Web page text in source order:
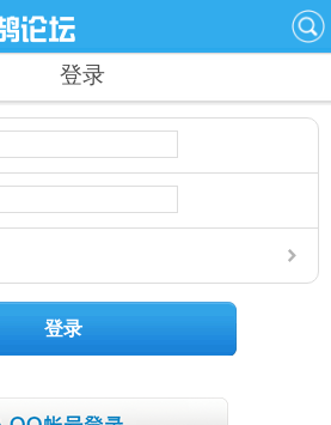
登录
登录